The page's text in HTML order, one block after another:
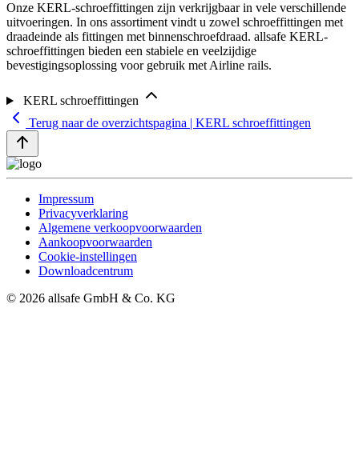
Onze KERL-schroeffittingen zijn verkrijgbaar in vele verschillende
uitvoeringen. In ons assortiment vindt u zowel schroeffittingen met
draadeinde als fittingen met binnenschroefdraad. allsafe KERL-
schroeffittingen bieden een stabiele en veelzijdige
bevestigingsoplossing voor gebruik met Airline rails.
KERL schroeffittingen
Terug naar de overzichtspagina | KERL schroeffittingen
Impressum
Privacyverklaring
Algemene verkoopvoorwaarden
Aankoopvoorwaarden
Cookie-instellingen
Downloadcentrum
© 2026 allsafe GmbH & Co. KG